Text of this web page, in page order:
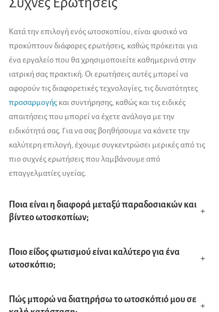
Κατά την επιλογή ενός ωτοσκοπίου, είναι φυσικό να
προκύπτουν διάφορες ερωτήσεις, καθώς πρόκειται για
ένα εργαλείο που θα χρησιμοποιείτε καθημερινά στην
ιατρική σας πρακτική. Οι ερωτήσεις αυτές μπορεί να
αφορούν τις διαφορετικές τεχνολογίες, τις δυνατότητες
προσαρμογής και συντήρησης, καθώς και τις ειδικές
απαιτήσεις που μπορεί να έχετε ανάλογα με την
ειδικότητά σας. Για να σας βοηθήσουμε να κάνετε την
καλύτερη επιλογή, έχουμε συγκεντρώσει μερικές από τις
πιο συχνές ερωτήσεις που λαμβάνουμε από
επαγγελματίες υγείας.
Ποια είναι η διαφορά μεταξύ παραδοσιακών και
βίντεο ωτοσκοπίων;
+
χρησιμοποιούνται για άμεση εξέταση, ενώ τα βίντεο
ωτοσκόπια επιτρέπουν την καταγραφή εικόνων και
Ποιο είδος φωτισμού είναι καλύτερο για ένα
ωτοσκόπιο;
+
φωτεινότητας και τηςανθεκτικότητάςτου.
Πώς μπορώ να διατηρήσω το ωτοσκόπιό μου σε
+